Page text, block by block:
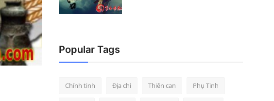
Popular Tags
Chính tinh Địa chi Thiên can Phụ Tinh